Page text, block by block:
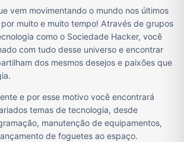
vem movimentando o mundo nos últimos
por muito e muito tempo! Através de grupos
como o Sociedade Hacker, você
com tudo desse universo e encontrar
dos mesmos desejos e paixões que
e por esse motivo você encontrará
temas de tecnologia, desde
manutenção de equipamentos,
de foguetes ao espaço.